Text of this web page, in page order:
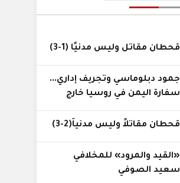
قحطان مقاتل وليس مدنيًا (1-3)
جمود دبلوماسي وتجريف إداري...
سفارة اليمن في روسيا خارج
قحطان مقاتلاً وليس مدنياً(2-3)
«القيد والمرود» للمخلافي
سعيد الصوفي